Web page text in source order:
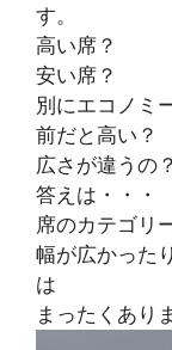
す。
高い席？
安い席？
別にエコノミ
前だと高い？
広さが違うの？
答えは・・・
席のカテゴリ
幅が広かった
は
まったくあり